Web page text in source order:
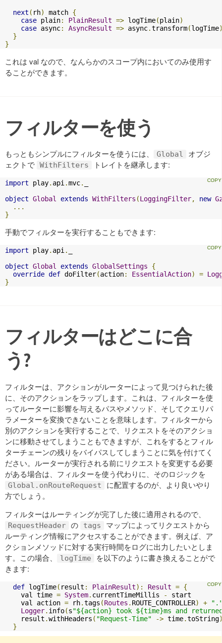
next ( rh) match {
case plain: PlainResult => logTime(plain)
case async: AsyncResult => async.transform(logTime
}
}
これは val なので、なんらかのスコープ内においてのみ使用す
ることができます。
フィルターを使う
もっともシンプルにフィルターを使うには、 Global
オブジ
ェクトで WithFilters トレイトを継承します:
import play. api.mvc.
object Global extends WithFilters (LoggingFilter, new
...
}
手動でフィルターを実行することもできます:
import play. api.
object Global extends GlobalSettings
{
override def doFilter(action: EssentialAction) =
}
フィルターはどこに合
う?
フィルターは、アクションがルーターによって見つけられた後
に、そのアクションをラップします。これは、フィルターを使
ってルーターに影響を与えるパスやメソッド、そしてクエリパ
ラメーターを変換できないことを意味します。フィルターから
別のアクションを実行することで、リクエストをそのアクショ
ンに移動させてしまうこともできますが、これをするとフィル
ターチェーンの残りをバイパスしてしまうことに気を付けてく
ださい。ルーターが実行される前にリクエストを変更する必要
がある場合は、フィルターを使う代わりに、そのロジックを
Global.onRouteRequest
に配置するのが、より良いやり
方でしょう。
フィルターはルーティングが完了した後に適用されるので、
RequestHeader の tags
マップによってリクエストから
ルーティング情報にアクセスすることができます。例えば、ア
クションメソッドに対する実行時間をログに出力したいとしま
す。この場合、
logTime
を以下のように書き換えることがで
きます:
def logTime( result : PlainResult): Result = {
    val time
= System. currentTimeMillis -
start
    val action
= rh.tags (Routes . ROUTE_CONTROLLER) +
Logger. info(s"${action} took ${time}ms and
    result
.withHeaders ( "Request-Time" -> time.toString
}